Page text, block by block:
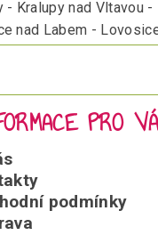
- Kralupy nad Vltavou -
nad Labem -
PRO
podmínky